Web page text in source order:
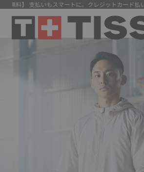
】 支払いもスマートに。クレジットカード払いで